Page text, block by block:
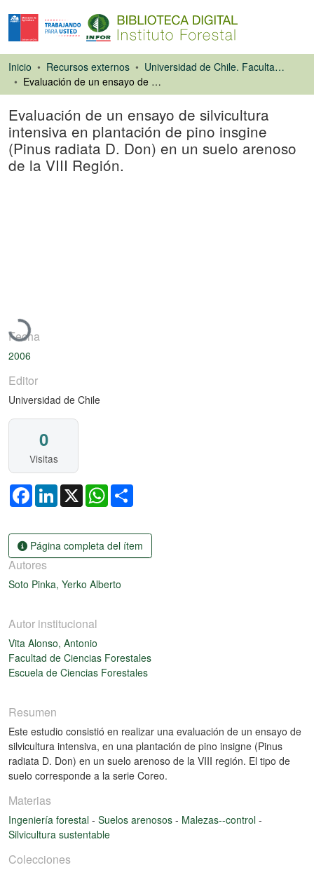
Inicio Recursos externos
Universidad de Chile. Facultad de Ciencias Forestales
Evaluación de un ensayo de silvicultura intensiva en plantación de pino insgine (Pinus radiata D. Don) en un suelo arenoso de la VIII Región.
Evaluación de un ensayo de silvicultura
intensiva en plantación de pino insgine
(Pinus radiata D. Don) en un suelo arenoso
de la VIII Región.
Cargando...
Fecha
2006
Editor
Universidad de Chile
0
Visitas
FacebookLinkedIn
X WhatsApp
Página completa del ítem
Autores
Soto Pinka, Yerko Alberto
Autor institucional
Vita Alonso, Antonio
Facultad de Ciencias Forestales
Escuela de Ciencias Forestales
Resumen
Este estudio consistió en realizar una evaluación de un ensayo de
silvicultura intensiva, en una plantación de pino insigne (Pinus
radiata D. Don) en un suelo arenoso de la VIII región. El tipo de
suelo corresponde a la serie Coreo.
Materias
Ingeniería forestal - Suelos arenosos - Malezas--control -
Silvicultura sustentable
Colecciones